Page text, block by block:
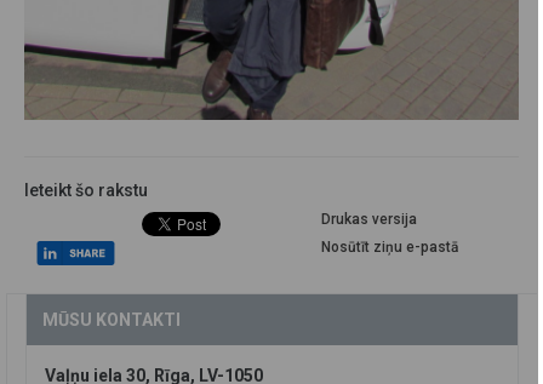
Ieteikt šo rakstu
Drukas versija
Nosūtīt ziņu e-pastā
MŪSU KONTAKTI
Vaļņu iela 30, Rīga, LV-1050